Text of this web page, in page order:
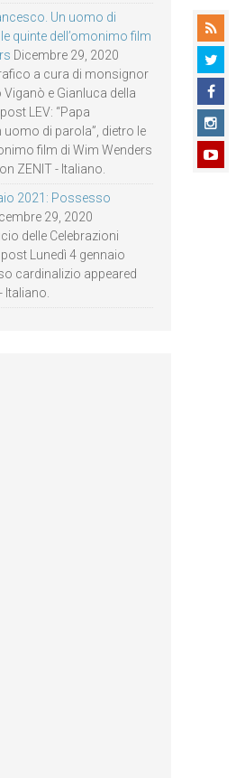
Un uomo di
quinte dell’omonimo film
Dicembre 29, 2020
a cura di monsignor
e Gianluca della
LEV: “Papa
uomo di parola”, dietro le
film di Wim Wenders
ZENIT - Italiano.
2021: Possesso
29, 2020
delle Celebrazioni
post Lunedì 4 gennaio
cardinalizio appeared
Italiano.